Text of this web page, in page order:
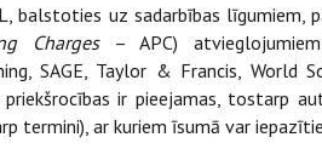
balstoties uz sadarbības līgumiem,
Charges– APC) atvieglojumiem
SAGE, Taylor & Francis, World
ir pieejamas, tostarp
termini), ar kuriem īsumā var